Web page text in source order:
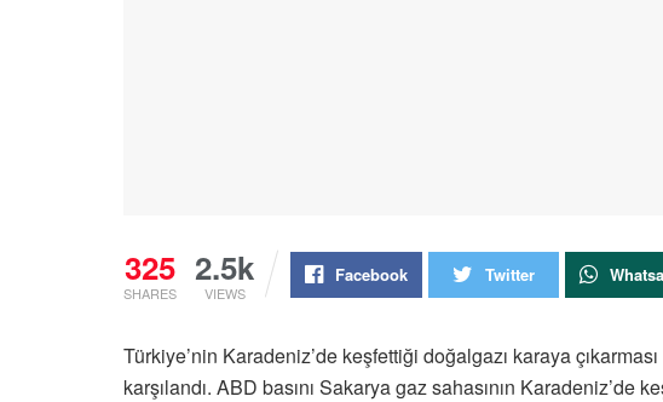
325
SHARES
2.5k
VIEWS
Facebook Twitter
Türkiye’nin Karadeniz’de keşfettiği doğalgazı karaya
karşılandı. ABD basını Sakarya gaz sahasının Karadeniz’de